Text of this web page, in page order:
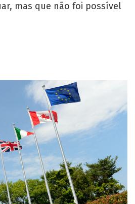
mas que não foi possível